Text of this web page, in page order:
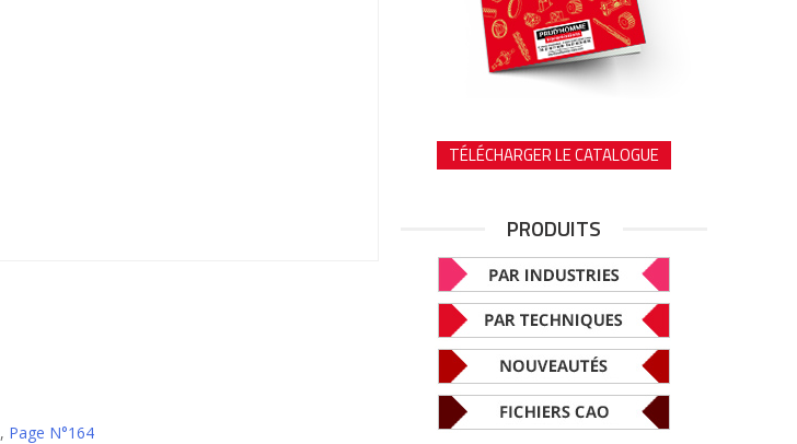
, Page N°164
TÉLÉCHARGER LE CATALOGUE
PRODUITS